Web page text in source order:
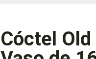
Cóctel Old